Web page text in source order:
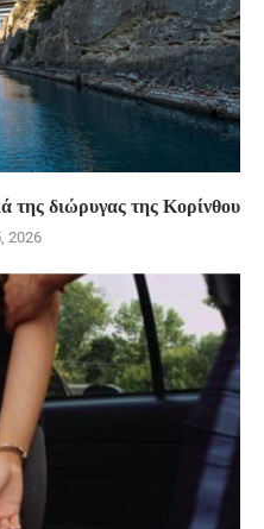
της διώρυγας της Κορίνθου
2026